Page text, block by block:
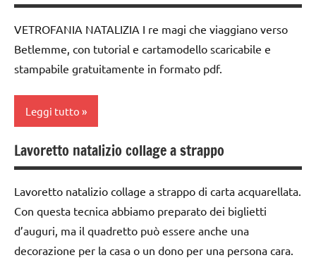
ARTICOLI
grammaticale
Montessori
classe
3a
classe
4a
5a
6
anni
VETROFANIA NATALIZIA I re magi che viaggiano verso
Betlemme, con tutorial e cartamodello scaricabile e
stampabile gratuitamente in formato pdf.
Leggi tutto
arte
Waldorf
carta
cartamodelli
dai
Lavoretto natalizio collage a strappo
Lavoretto natalizio collage a strappo di carta acquarellata.
Con questa tecnica abbiamo preparato dei biglietti
d’auguri, ma il quadretto può essere anche una
decorazione per la casa o un dono per una persona cara.